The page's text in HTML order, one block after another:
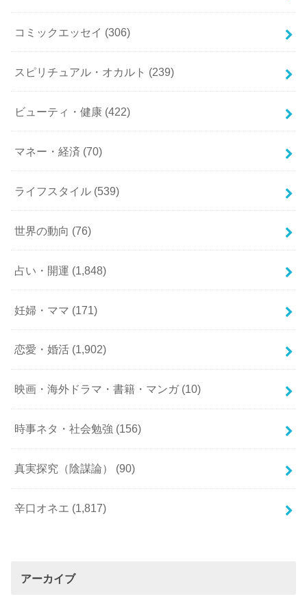
コミックエッセイ (306)
スピリチュアル・オカルト (239)
ビューティ・健康 (422)
マネー・経済 (70)
ライフスタイル (539)
世界の動向 (76)
占い・開運 (1,848)
妊婦・ママ (171)
恋愛・婚活 (1,902)
映画・海外ドラマ・書籍・マンガ (10)
時事ネタ・社会勉強 (156)
真実探究（陰謀論） (90)
辛口オネエ (1,817)
アーカイブ